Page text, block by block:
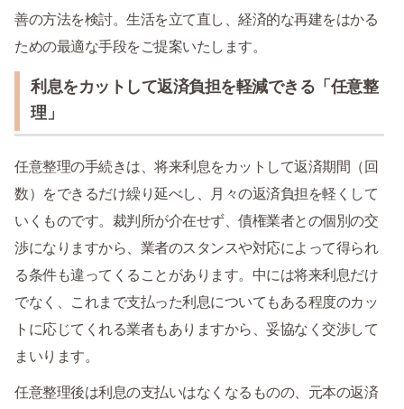
善の方法を検討。生活を立て直し、経済的な再建をはかる
ための最適な手段をご提案いたします。
利息をカットして返済負担を軽減できる「任意整
理」
任意整理の手続きは、将来利息をカットして返済期間（回
数）をできるだけ繰り延べし、月々の返済負担を軽くして
いくものです。裁判所が介在せず、債権業者との個別の交
渉になりますから、業者のスタンスや対応によって得られ
る条件も違ってくることがあります。中には将来利息だけ
でなく、これまで支払った利息についてもある程度のカッ
トに応じてくれる業者もありますから、妥協なく交渉して
まいります。
任意整理後は利息の支払いはなくなるものの、元本の返済